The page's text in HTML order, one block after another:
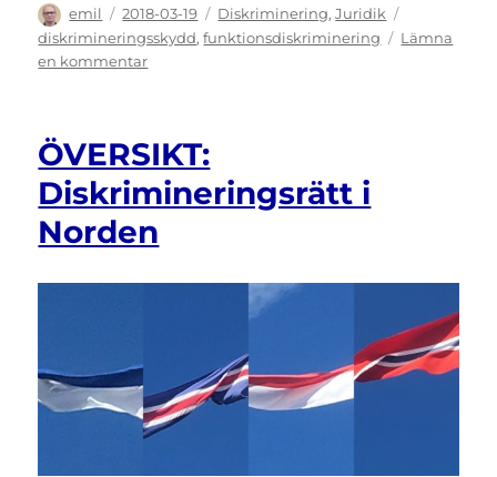
Författare
emil
Publicerat
den
2018-03-19 Kategorier
Diskriminering,Juridik
diskrimineringsskydd,funktionsdiskriminering
Lämna
en kommentartill
ÖVERSIKT:
Diskrimineringsrätt i
Norden